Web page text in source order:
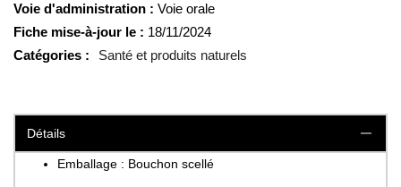
Voie d'administration : Voie orale
Fiche mise-à-jour le : 18/11/2024
Catégories :
Santé et produits naturels
Détails
Emballage : Bouchon scellé